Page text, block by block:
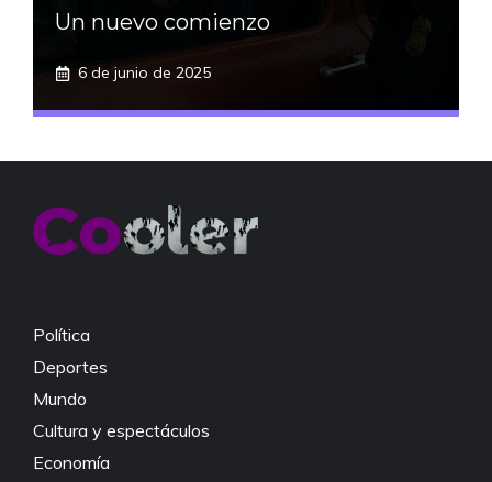
Un nuevo comienzo
6 de junio de 2025
Política
Deportes
Mundo
Cultura y espectáculos
Economía